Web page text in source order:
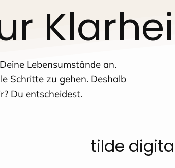
Lebensumstände an.
Schritte zu gehen. Deshalb
Du entscheidest.
tilde